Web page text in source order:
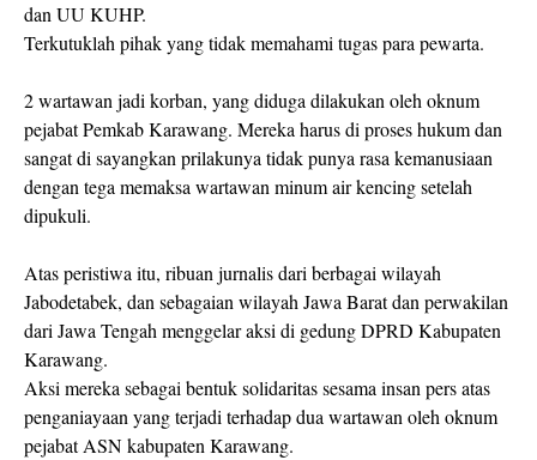
dan UU KUHP.
Terkutuklah pihak yang tidak memahami tugas para pewarta.
2 wartawan jadi korban, yang diduga dilakukan oleh oknum
pejabat Pemkab Karawang. Mereka harus di proses hukum dan
sangat di sayangkan prilakunya tidak punya rasa kemanusiaan
dengan tega memaksa wartawan minum air kencing setelah
dipukuli.
Atas peristiwa itu, ribuan jurnalis dari berbagai wilayah
Jabodetabek, dan sebagaian wilayah Jawa Barat dan perwakilan
dari Jawa Tengah menggelar aksi di gedung DPRD Kabupaten
Karawang.
Aksi mereka sebagai bentuk solidaritas sesama insan pers atas
penganiayaan yang terjadi terhadap dua wartawan oleh oknum
pejabat ASN kabupaten Karawang.